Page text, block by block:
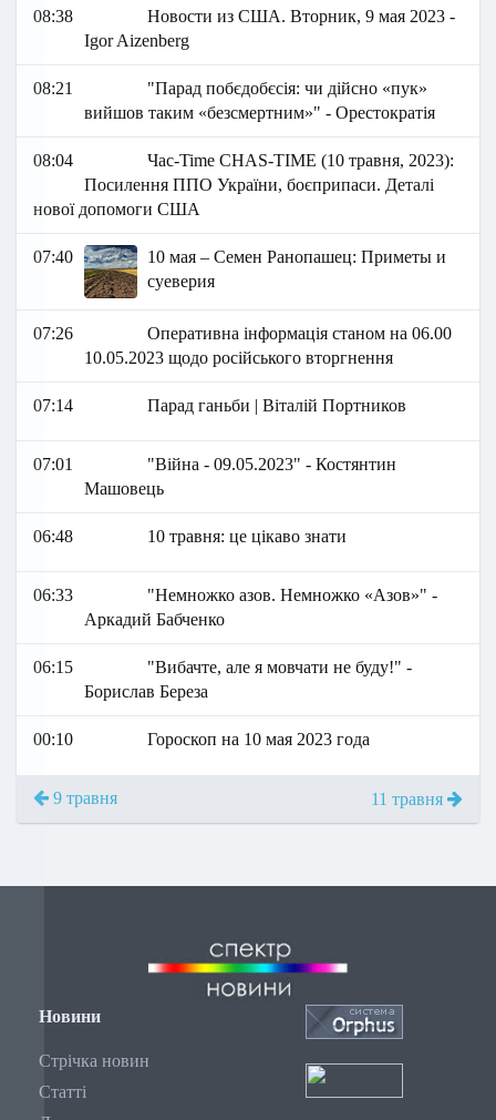
08:38
Новости из США. Вторник, 9 мая 2023 -
Igor Aizenberg
08:21
"Парад побєдобєсія: чи дійсно «пук»
вийшов таким «безсмертним»" - Орестократія
08:04
Час-Time CHAS-TIME (10 травня, 2023):
Посилення ППО України, боєприпаси. Деталі
нової допомоги США
07:40
10 мая – Семен Ранопашец: Приметы и
суеверия
07:26
Оперативна інформація станом на 06.00
10.05.2023 щодо російського вторгнення
07:14 Парад ганьби | Віталій Портников
07:01
"Війна - 09.05.2023" - Костянтин
Машовець
06:48 10 травня: це цікаво знати
06:33
"Немножко азов. Немножко «Азов»" -
Аркадий Бабченко
06:15
"Вибачте, але я мовчати не буду!" -
Борислав Береза
00:10 Гороскоп на 10 мая 2023 года
9 травня 11 травня
Новини
Стрічка новин
Статті